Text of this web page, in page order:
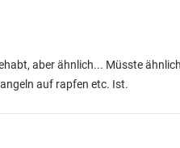
aber ähnlich... Müsste
auf rapfen etc. Ist.